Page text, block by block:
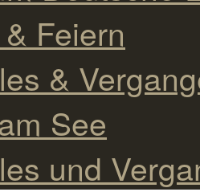
Feiern
&
See
und